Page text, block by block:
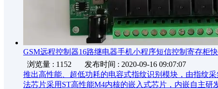
GSM远程控制器16路继电器手机小程序短信控制寄存柜
浏览量 : 1152
发布时间 : 2020-09-16 09:07:07
推出高性能、超低功耗的电容式指纹识别模块，由指纹
法芯片采用ST高性能M4内核的嵌入式芯片，内嵌自主